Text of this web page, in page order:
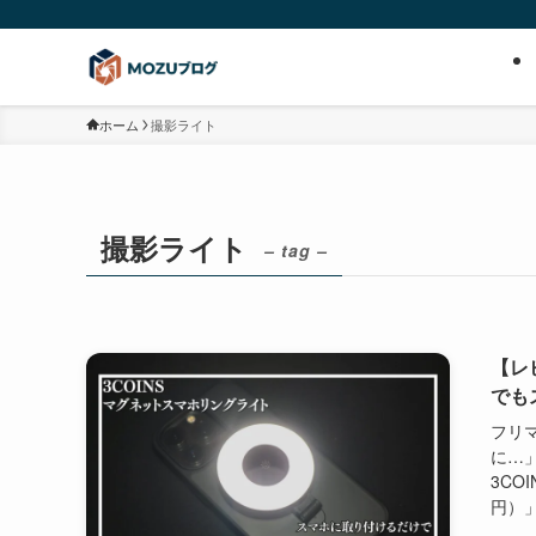
ホーム 撮影ライト
撮影ライト – tag –
【
でも
フリ
に…
円）